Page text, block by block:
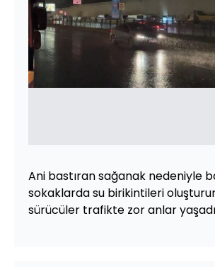
Ani bastıran sağanak nedeniyle
sokaklarda su birikintileri
sürücüler trafikte zor anlar